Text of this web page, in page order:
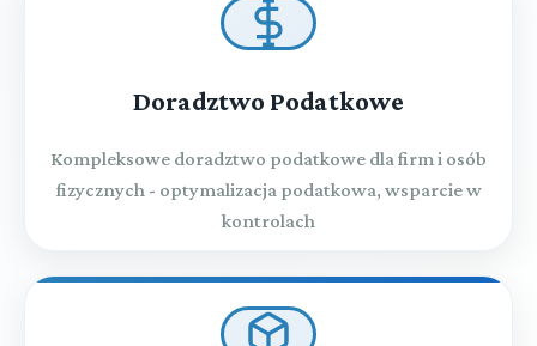
Doradztwo Podatkowe
Kompleksowe doradztwo podatkowe dla firm i osób
fizycznych - optymalizacja podatkowa, wsparcie w
kontrolach